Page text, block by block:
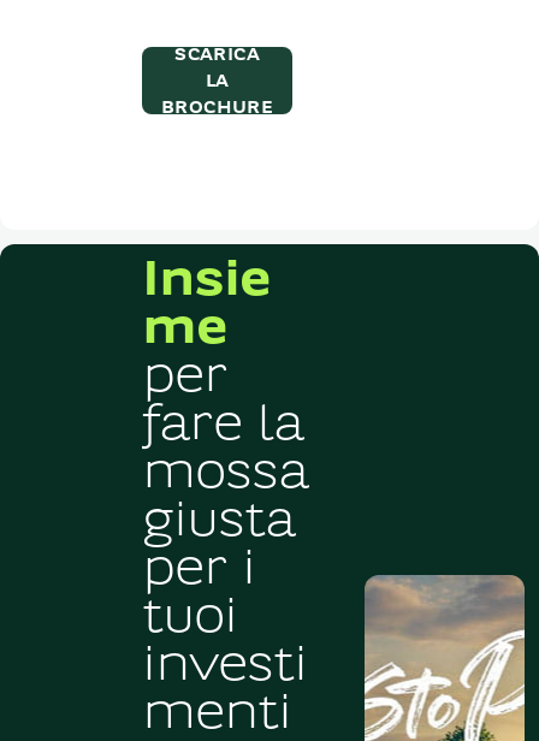
SCARICA
LA
BROCHURE
Insie
me
per
fare la
mossa
giusta
per i
tuoi
investi
menti